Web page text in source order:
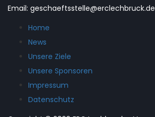
Email: geschaeftsstelle@erclechbruck.de
Home
News
Unsere Ziele
Unsere Sponsoren
Impressum
Datenschutz